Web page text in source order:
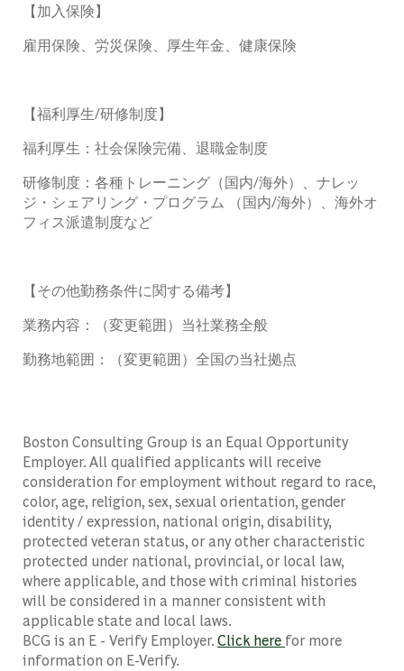
【加入保険】
雇用保険、労災保険、厚生年金、健康保険
【福利厚生/研修制度】
福利厚生：社会保険完備、退職金制度
研修制度：各種トレーニング（国内/海外）、ナレッ
ジ・シェアリング・プログラム
（国内/海外）、海外オ
フィス派遣制度など
【その他勤務条件に関する備考】
業務内容：（変更範囲）当社業務全般
勤務地範囲：（変更範囲）全国の当社拠点
Boston Consulting Group is an Equal Opportunity
Employer. All qualified applicants will receive
consideration for employment without regard to race,
color, age, religion, sex, sexual orientation, gender
identity / expression, national origin, disability,
protected veteran status, or any other characteristic
protected under national, provincial, or local law,
where applicable, and those with criminal histories
will be considered in a manner consistent with
applicable state and local laws.
BCG is an E - Verify Employer.Click here for more
information on E-Verify.